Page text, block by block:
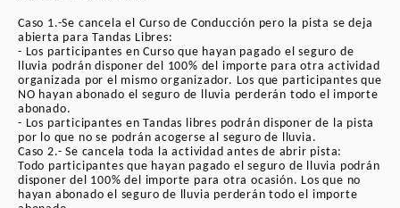
Las presentes Condiciones regulan la
inscripción en el Curso y el pago
correspondiente. El importe incluye:
Instructores, pista y boxes
Asistencia sanitaria y técnica
Libro de trazadas, diplomas y trofeos
Servicio de fotografía y vídeo on-board
Caso 1.-Se cancela el Curso de Conducción pero la pista se deja
abierta para Tandas Libres:
- Los participantes en Curso que hayan pagado el seguro de
lluvia podrán disponer del 100% del importe para otra actividad
organizada por el mismo organizador. Los que participantes que
NO hayan abonado el seguro de lluvia perderán todo el importe
abonado.
- Los participantes en Tandas libres podrán disponer de la pista
por lo que no se podrán acogerse al seguro de lluvia.
Caso 2.- Se cancela toda la actividad antes de abrir pista:
Todo participantes que hayan pagado el seguro de lluvia podrán
disponer del 100% del importe para otra ocasión. Los que no
hayan abonado el seguro de lluvia perderán todo el importe